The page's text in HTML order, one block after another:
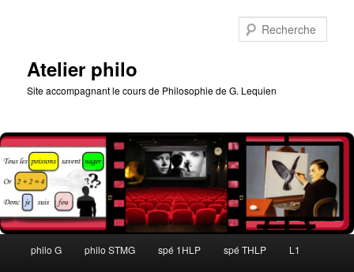
Atelier philo
Site accompagnant le cours de Philosophie de G. Lequien
principal
philo G philo STMG spé 1HLP spé THLP L1